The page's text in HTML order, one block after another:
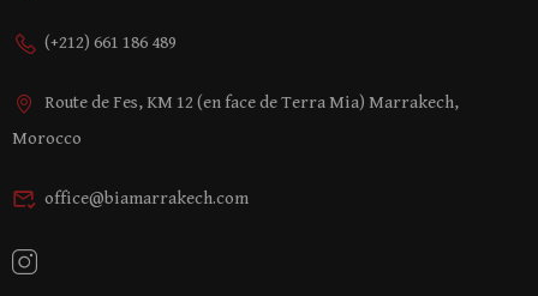
(+212) 661 186 489
Route de Fes, KM 12 (en face de Terra Mia) Marrakech,
Morocco
office@biamarrakech.com